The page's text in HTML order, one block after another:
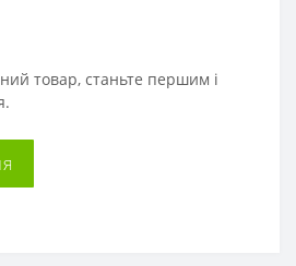
товар, станьте першим і